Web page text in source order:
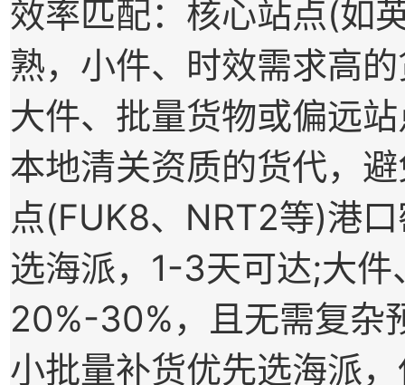
效率匹配：核心站点(如
熟，小件、时效需求高
大件、批量货物或偏远
本地清关资质的货代，
点(FUK8、NRT2等)港
选海派，1-3天可达;大
20%-30%，且无需复杂
小批量补货优先选海派